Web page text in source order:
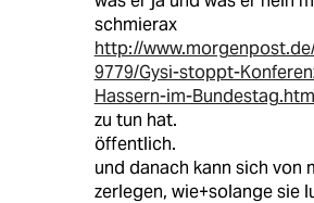
schmierax
http://
9779/Gysi-stoppt-
Hassern-im-
zu tun hat.
öffentlich.
und danach kann sich von
zerlegen, wie+solange sie